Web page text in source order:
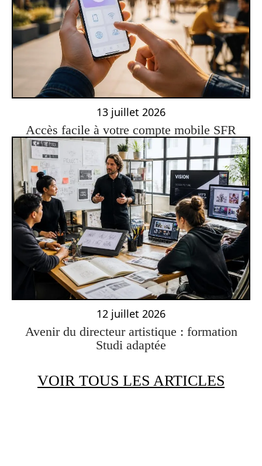
13 juillet 2026
Accès facile à votre compte mobile SFR
12 juillet 2026
Avenir du directeur artistique : formation
Studi adaptée
VOIR TOUS LES ARTICLES